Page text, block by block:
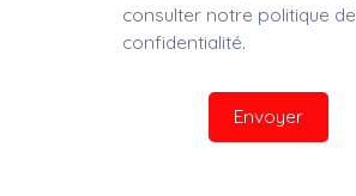
consulter notre politique de
confidentialité.
Envoyer